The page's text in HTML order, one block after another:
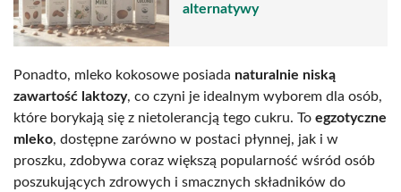
alternatywy
Ponadto, mleko kokosowe posiada naturalnie niską
zawartość laktozy, co czyni je idealnym wyborem dla osób,
które borykają się z nietolerancją tego cukru. To egzotyczne
mleko, dostępne zarówno w postaci płynnej, jak i w
proszku, zdobywa coraz większą popularność wśród osób
poszukujących zdrowych i smacznych składników do